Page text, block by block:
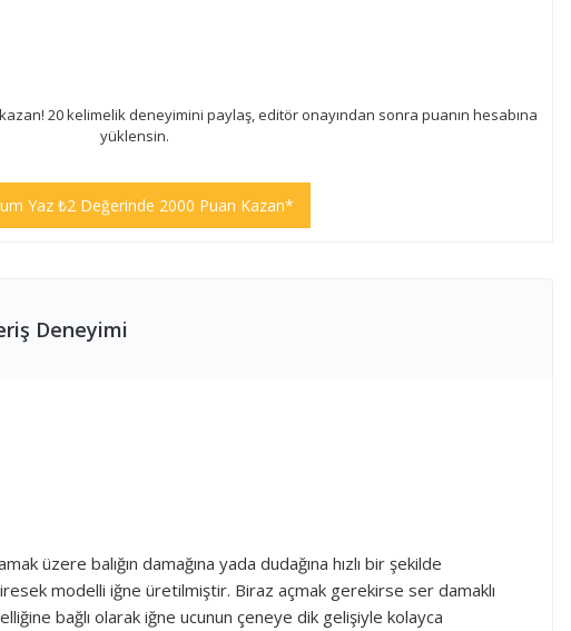
20 kelimelik deneyimini paylaş, editör onayından sonra puanın hesabına
yüklensin.
Yaz ₺2 Değerinde 2000 Puan Kazan*
Deneyimi
üzere balığın damağına yada dudağına hızlı bir şekilde
modelli iğne üretilmiştir. Biraz açmak gerekirse ser damaklı
bağlı olarak iğne ucunun çeneye dik gelişiyle kolayca